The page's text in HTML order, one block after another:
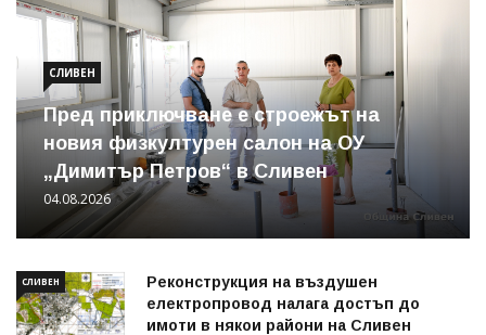
СЛИВЕН
Пред приключване е строежът на
новия физкултурен салон на ОУ
„Димитър Петров“ в Сливен
04.08.2026
СЛИВЕН
Реконструкция на въздушен
електропровод налага достъп до
имоти в някои райони на Сливен